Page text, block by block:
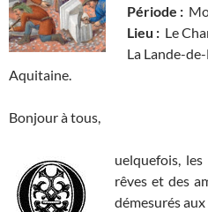
Période :
Lieu : Le
La Lande-
Aquitaine.
Bonjour à tous,
uelquefois,
rêves et des
démesurés